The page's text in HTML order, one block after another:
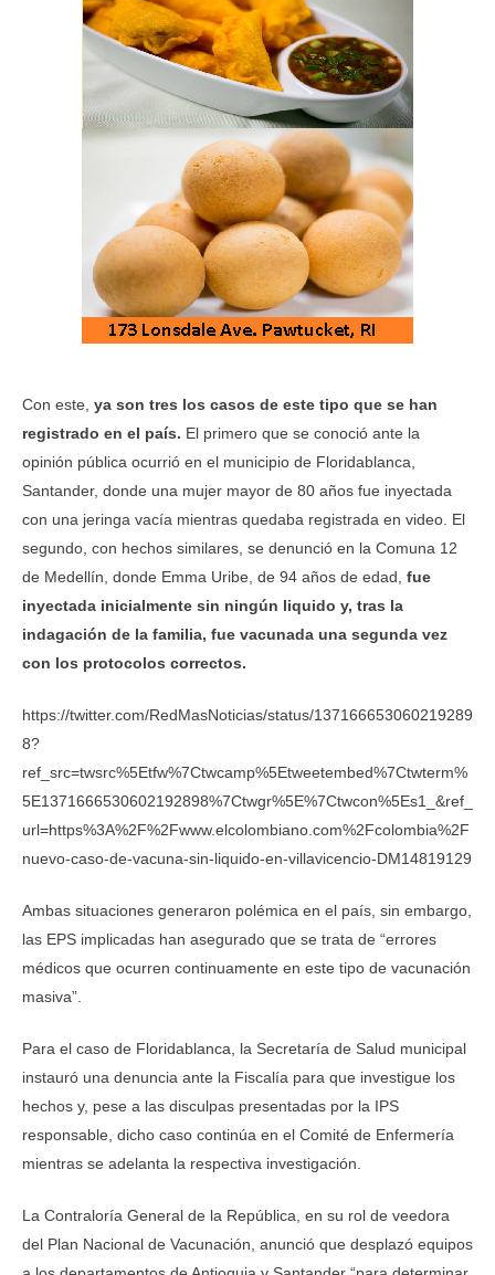
Con este, ya son tres los casos de este tipo que se han
registrado en el país. El primero que se conoció ante la
opinión pública ocurrió en el municipio de Floridablanca,
Santander, donde una mujer mayor de 80 años fue inyectada
con una jeringa vacía mientras quedaba registrada en video. El
segundo, con hechos similares, se denunció en la Comuna 12
de Medellín, donde Emma Uribe, de 94 años de edad, fue
inyectada inicialmente sin ningún liquido y, tras la
indagación de la familia, fue vacunada una segunda vez
con los protocolos correctos.
https://twitter.com/RedMasNoticias/status/137166653060219289
8?
ref_src=twsrc%5Etfw%7Ctwcamp%5Etweetembed%7Ctwterm%
5E1371666530602192898%7Ctwgr%5E%7Ctwcon%5Es1_&ref_
url=https%3A%2F%2Fwww.elcolombiano.com%2Fcolombia%2F
nuevo-caso-de-vacuna-sin-liquido-en-villavicencio-DM14819129
Ambas situaciones generaron polémica en el país, sin embargo,
las EPS implicadas han asegurado que se trata de “errores
médicos que ocurren continuamente en este tipo de vacunación
masiva”.
Para el caso de Floridablanca, la Secretaría de Salud municipal
instauró una denuncia ante la Fiscalía para que investigue los
hechos y, pese a las disculpas presentadas por la IPS
responsable, dicho caso continúa en el Comité de Enfermería
mientras se adelanta la respectiva investigación.
La Contraloría General de la República, en su rol de veedora
del Plan Nacional de Vacunación, anunció que desplazó equipos